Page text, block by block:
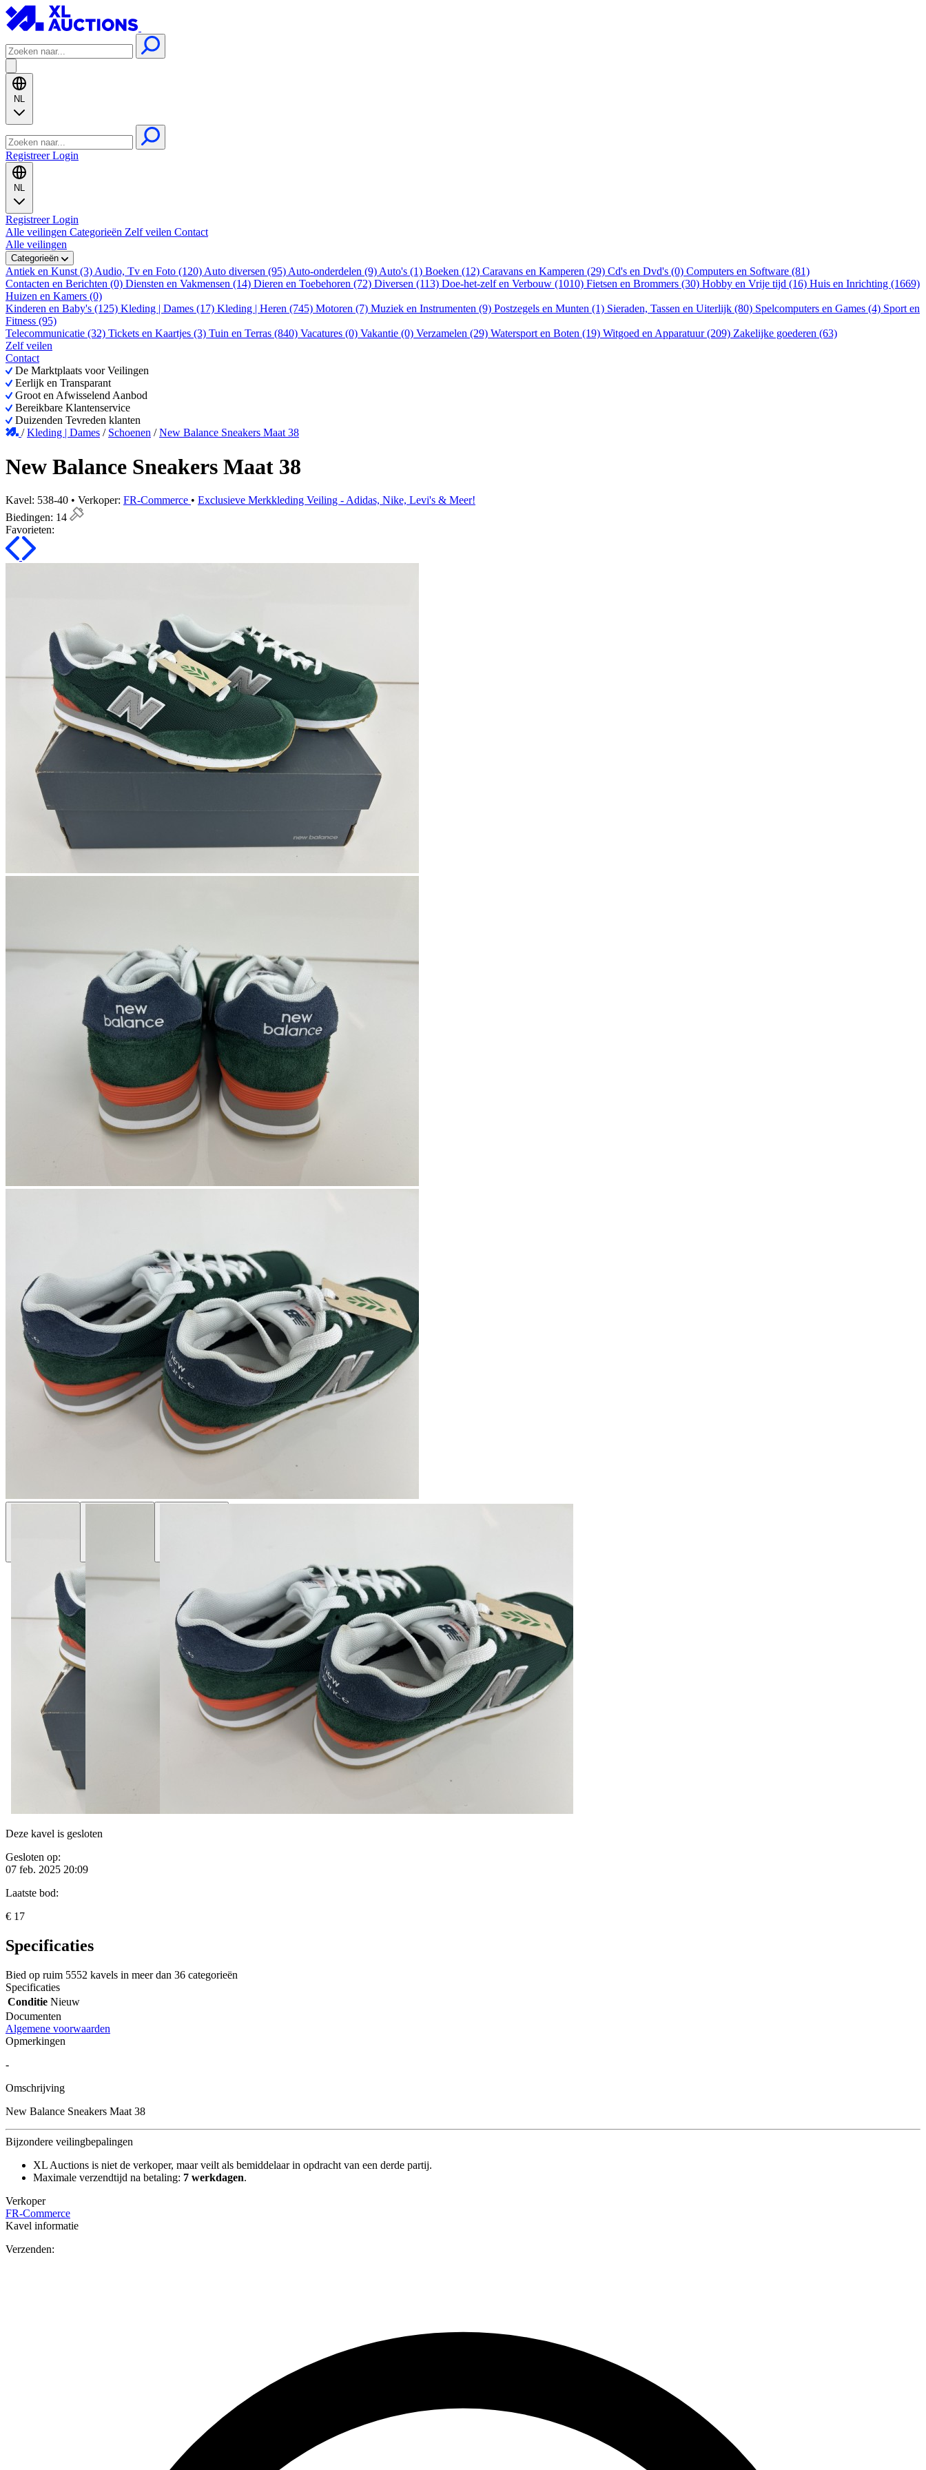
NL
RegistreerLogin
NL
RegistreerLogin
Alle veilingen Categorieën Zelf veilen Contact
Alle veilingen
Categorieën
Antiek en Kunst (3) Audio, Tv en Foto (120) Auto diversen (95) Auto-onderdelen (9) Auto's (1) Boeken (12) Caravans en Kamperen (29) Cd's en Dvd's (0) Computers en Software (81)
Contacten en Berichten (0) Diensten en Vakmensen (14) Dieren en Toebehoren (72) Diversen (113) Doe-het-zelf en Verbouw (1010) Fietsen en Brommers (30) Hobby en Vrije tijd (16) Huis en Inrichting (1669)
Huizen en Kamers (0)
Kinderen en Baby's (125) Kleding | Dames (17) Kleding | Heren (745) Motoren (7) Muziek en Instrumenten (9) Postzegels en Munten (1) Sieraden, Tassen en Uiterlijk (80) Spelcomputers en Games (4) Sport en
Fitness (95)
Telecommunicatie (32) Tickets en Kaartjes (3) Tuin en Terras (840) Vacatures (0) Vakantie (0) Verzamelen (29) Watersport en Boten (19) Witgoed en Apparatuur (209) Zakelijke goederen (63)
Zelf veilen
Contact
De Marktplaats voor Veilingen
Eerlijk en Transparant
Groot en Afwisselend Aanbod
Bereikbare Klantenservice
Duizenden Tevreden klanten
/Kleding | Dames / Schoenen /New Balance Sneakers Maat 38
New Balance Sneakers Maat 38
Kavel: 538-40 • Verkoper: FR-Commerce • Exclusieve Merkkleding Veiling - Adidas, Nike, Levi's & Meer!
Biedingen: 14
Favorieten:
Deze kavel is gesloten
Gesloten op:
07 feb. 2025 20:09
Laatste bod:
€ 17
Specificaties
Bied op ruim 5552 kavels in meer dan 36 categorieën
Specificaties
Conditie Nieuw
Documenten
Algemene voorwaarden
Opmerkingen
-
Omschrijving
New Balance Sneakers Maat 38
Bijzondere veilingbepalingen
XL Auctions is niet de verkoper, maar veilt als bemiddelaar in opdracht van een derde partij.
Maximale verzendtijd na betaling: 7 werkdagen.
Verkoper
FR-Commerce
Kavel informatie
Verzenden: